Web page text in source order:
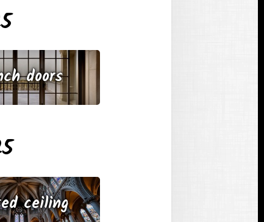
doors
ceiling